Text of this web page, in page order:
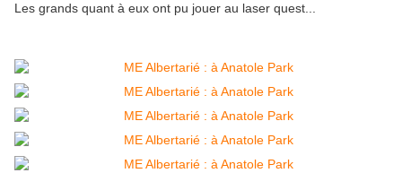
Les grands quant à eux ont pu jouer au laser quest...